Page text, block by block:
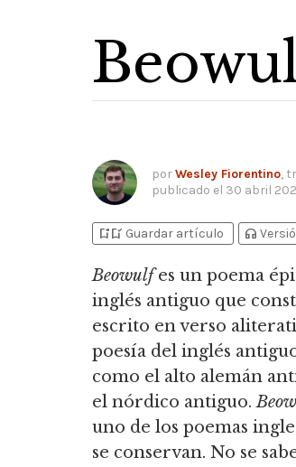
porWesley Fiorentino,
publicado el 30 abril
bookmark_addbookmark_added Guardar artículo headphones
Beowulfes un poema
inglés antiguo que
escrito en verso
poesía del inglés
como el alto alemán
el nórdico antiguo.
uno de los poemas
se conservan. No se